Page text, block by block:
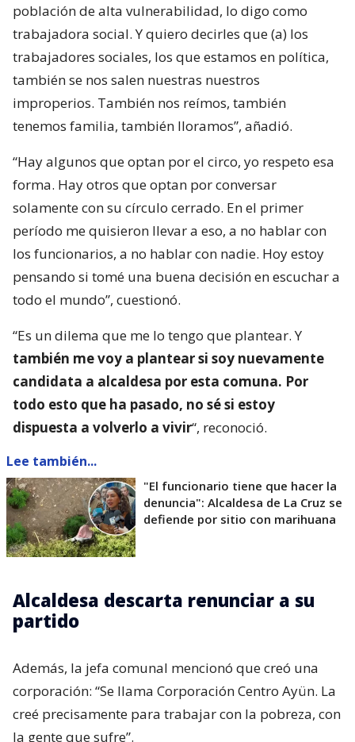
población de alta vulnerabilidad, lo digo como
trabajadora social. Y quiero decirles que (a) los
trabajadores sociales, los que estamos en política,
también se nos salen nuestras nuestros
improperios. También nos reímos, también
tenemos familia, también lloramos”, añadió.
“Hay algunos que optan por el circo, yo respeto esa
forma. Hay otros que optan por conversar
solamente con su círculo cerrado. En el primer
período me quisieron llevar a eso, a no hablar con
los funcionarios, a no hablar con nadie. Hoy estoy
pensando si tomé una buena decisión en escuchar a
todo el mundo”, cuestionó.
“Es un dilema que me lo tengo que plantear. Y
también me voy a plantear si soy nuevamente
candidata a alcaldesa por esta comuna. Por
todo esto que ha pasado, no sé si estoy
dispuesta a volverlo a vivir“, reconoció.
Lee también...
"El funcionario tiene que hacer la
denuncia": Alcaldesa de La Cruz se
defiende por sitio con marihuana
Alcaldesa descarta renunciar a su
partido
Además, la jefa comunal mencionó que creó una
corporación: “Se llama Corporación Centro Ayün. La
creé precisamente para trabajar con la pobreza, con
la gente que sufre”.